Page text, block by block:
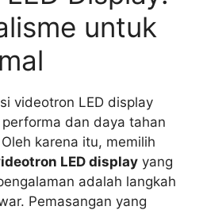
untuk
videotron LED display
dan daya tahan
karena itu, memilih
LED display yang
adalah langkah
Pemasangan yang